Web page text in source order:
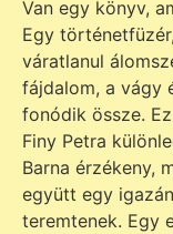
Van egy könyv,
Egy
váratlanul
fájdalom, a vágy
fonódik össze.
Finy Petra
Barna érzékeny,
együtt egy
teremtenek. Egy